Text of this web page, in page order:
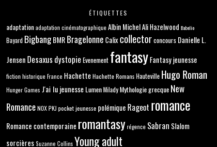
ÉTIQUETTES
adaptation adaptation cinématographique Albin MichelAli Hazelwood Babelio
Bayard BigbangBMR Bragelonne Calixcollector concours Danielle L.
Jensen Desaxus dystopie Evenement fantasyFantasy jeunesse
fiction historique France Hachette Hachette Romans Hauteville Hugo Roman
Hunger Games J'ai lu jeunesse LumenMiladyMythologie grecqueNew
Romance NOXPKJ pocket jeunesse polémique Rageot romance
Romance contemporaine romantasy régence Sabran Slalom
sorcières Suzanne Collins Young adult